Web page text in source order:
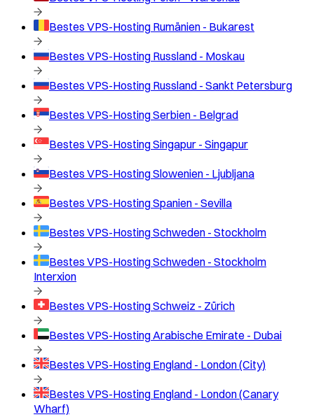
Bestes VPS-Hosting Rumänien - Bukarest
Bestes VPS-Hosting Russland - Moskau
Bestes VPS-Hosting Russland - Sankt Petersburg
Bestes VPS-HostingSerbien - Belgrad
Bestes VPS-HostingSingapur - Singapur
Bestes VPS-HostingSlowenien - Ljubljana
Bestes VPS-HostingSpanien - Sevilla
Bestes VPS-HostingSchweden - Stockholm
Bestes VPS-HostingSchweden - Stockholm
Interxion
Bestes VPS-HostingSchweiz - Zürich
Bestes VPS-HostingArabische Emirate - Dubai
Bestes VPS-Hosting England - London (City)
Bestes VPS-Hosting England - London (Canary
Wharf)